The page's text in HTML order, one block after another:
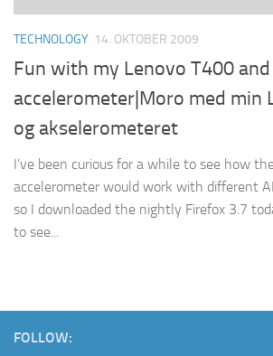
TECHNOLOGY 14. OKTOBER 2009
Fun with my Lenovo T400
accelerometer|Moro med min
og akselerometeret
I’ve been curious for a while to see how
accelerometer would work with different
so I downloaded the nightly Firefox 3.7
to see...
FOLLOW: